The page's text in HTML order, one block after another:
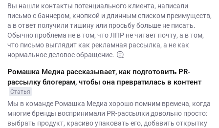
Вы нашли контакты потенциального клиента, написали
письмо с баннером, кнопкой и длинным списком преимуществ,
а в ответ получили тишину или просьбу больше не писать.
Обычно проблема не в том, что ЛПР не читает почту, а в том,
что письмо выглядит как рекламная рассылка, а не как
нормальное деловое обращение.
Ромашка Медиа рассказывает, как подготовить PR-
рассылку блогерам, чтобы она превратилась в контент
Статья
Мы в команде Ромашка Медиа хорошо помним времена, когда
многие бренды воспринимали PR-рассылки довольно просто:
выбрать продукт, красиво упаковать его, добавить открытку